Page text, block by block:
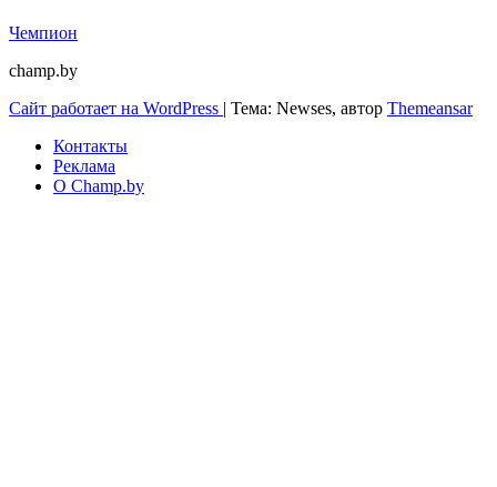
Чемпион
champ.by
Сайт работает на WordPress | Тема: Newses, автор Themeansar
Контакты
Реклама
О Champ.by